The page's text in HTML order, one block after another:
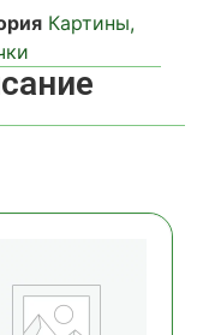
Картины,